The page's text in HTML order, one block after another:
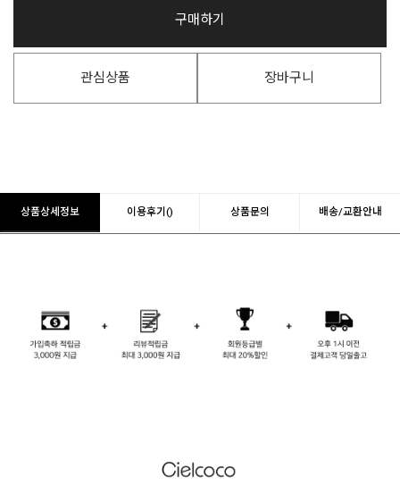
구매하기
관심상품 장바구니
상품상세정보 이용후기() 상품문의 배송/교환안내